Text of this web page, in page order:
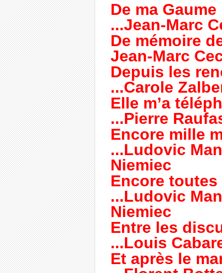
De ma
...Jean-Marc
De mémoire
Jean-Marc
Depuis les
...Carole
Elle m’a
...Pierre
Encore mille
...Ludovic
Niemiec
Encore
...Ludovic
Niemiec
Entre les
...Louis
Et après le